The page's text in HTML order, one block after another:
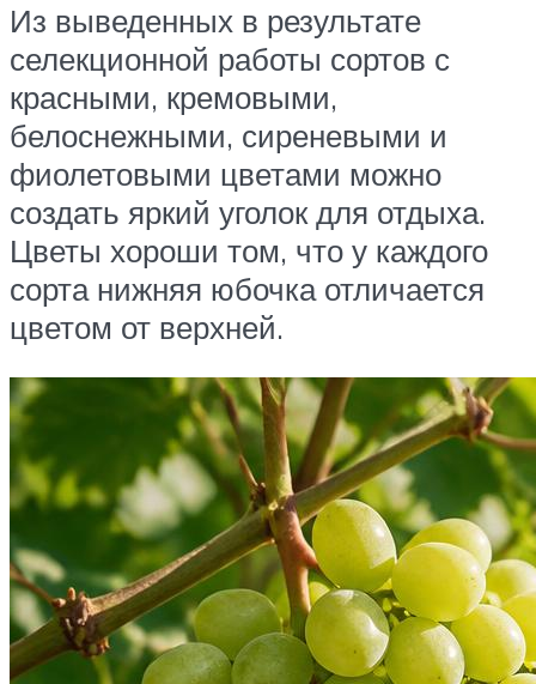
Из выведенных в результате
селекционной работы сортов с
красными, кремовыми,
белоснежными, сиреневыми и
фиолетовыми цветами можно
создать яркий уголок для отдыха.
Цветы хороши том, что у каждого
сорта нижняя юбочка отличается
цветом от верхней.